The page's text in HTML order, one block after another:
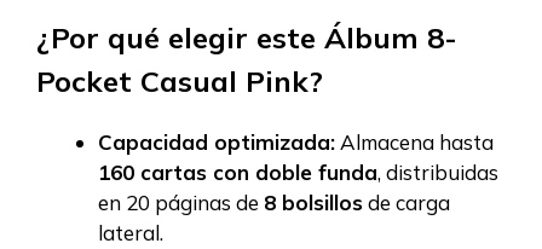
¿Por qué elegir este Álbum 8-
Pocket Casual Pink?
Capacidad optimizada: Almacena hasta
160 cartas con doble funda, distribuidas
en 20 páginas de 8 bolsillosde carga
lateral.